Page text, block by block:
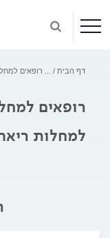
דף הבית רופאים
רופאים
למחלות